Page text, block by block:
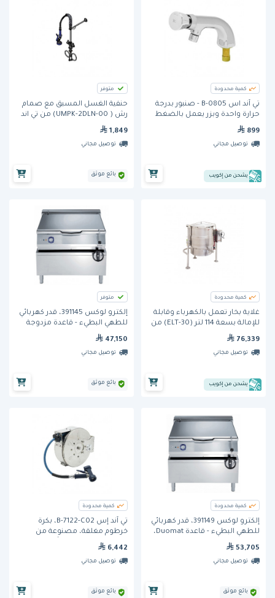
كمية محدودة
تي آند اس B-0805 - صنبور بدرجة
حرارة واحدة وبزر يعمل بالضغط
899
توصيل مجاني
يشحن من إكويب
متوفر
حنفية الغسل المسبق مع صمام
رش ( UMPK-2DLN-00) من تي اند
1,849
توصيل مجاني
بائع موثق
كمية محدودة
غلاية بخار تعمل بالكهرباء وقابلة
للإمالة بسعة 114 لتر (ELT-30) من
76,339
توصيل مجاني
يشحن من إكويب
متوفر
إلكترو لوكس 391145، قدر كهربائي
للطهي البطيء - قاعدة مزدوجة
Duomat، بسعة 80 لتر
47,150
توصيل مجاني
بائع موثق
كمية محدودة
إلكترو لوكس 391149، قدر كهربائي
للطهي البطيء - قاعدة Duomat،
53,705
توصيل مجاني
بائع موثق
كمية محدودة
تي آند إس B-7122-C02، بكرة
خرطوم مغلقة، مصنوعة من
الفولاذ المقاوم للصدأ (ستانلس
ستيل)
6,442
توصيل مجاني
بائع موثق